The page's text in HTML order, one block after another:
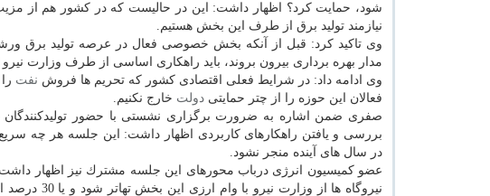
شود، حمایت كرد؟ اظهار داشت: این در حالیست كه در كشور هم از
نیازمند تولید برق از طرف این بخش هستیم.
وی تاكید كرد: قبل از آنكه بخش خصوصی فعال در عرصه تولید برق
مدار بهره برداری بیرون بروند، باید راهكاری اساسی از طرف وزارت نیرو
وی ادامه داد: در شرایط فعلی اقتصادی كشور كه تحریم ها فروش نفت
فعالان این حوزه را از چتر حمایتی دولت خارج نكنیم.
صفری ضمن اشاره به ضرورت برگزاری نشستی با حضور تولیدكنندگان
بررسی و یافتن راهكارهای كاربردی اظهار داشت: این جلسه هر چه
در سال های آینده منجر نشود.
عضو كمیسیون انرژی درباب محورهای این جلسه مشترك نیز اظهار
نیروگاه ها